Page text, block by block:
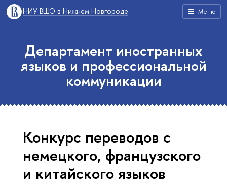
Меню
НИУ ВШЭ в Нижнем Новгороде
Департамент иностранных
языков и профессиональной
коммуникации
Конкурс переводов с
немецкого, французского
и китайского языков